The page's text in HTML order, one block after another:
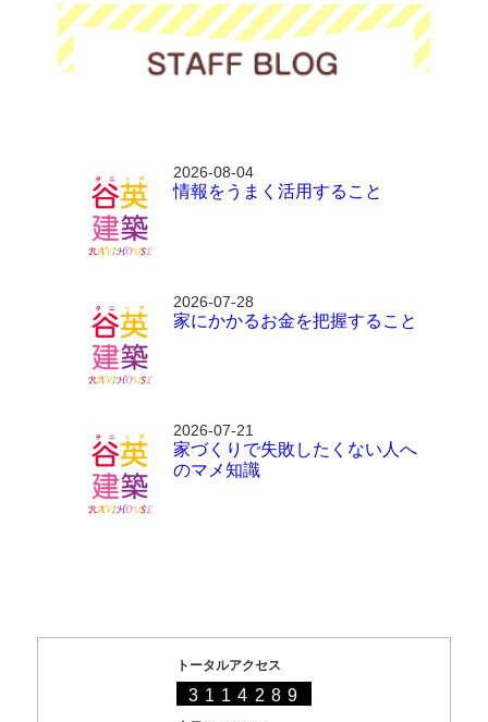
2026-08-04
情報をうまく活用すること
2026-07-28
家にかかるお金を把握すること
2026-07-21
家づくりで失敗したくない人へ
のマメ知識
トータルアクセス
3114289